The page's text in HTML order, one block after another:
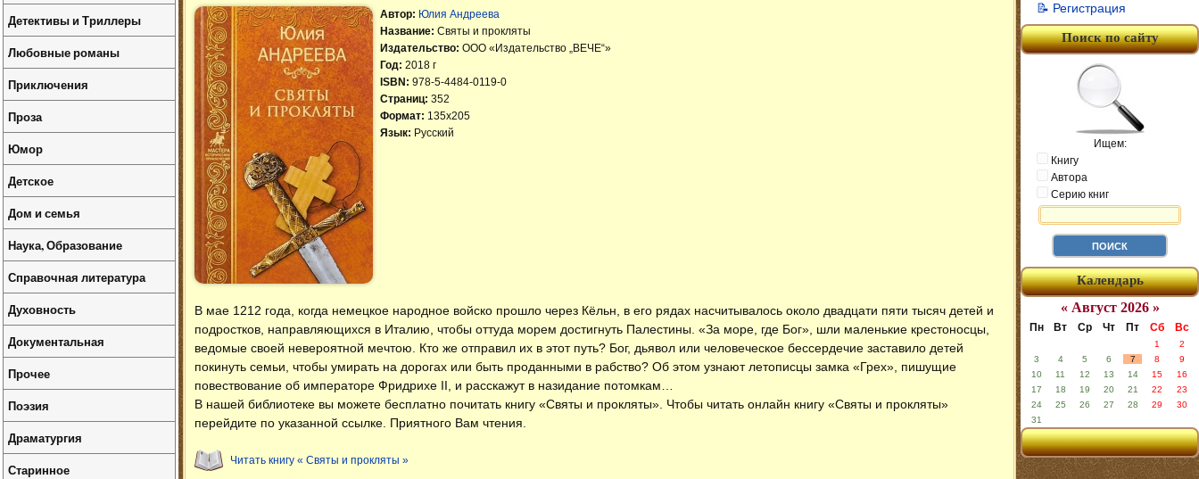
Автор: Юлия Андреева
Название: Святы и прокляты
Издательство: ООО «Издательство „ВЕЧЕ“»
Год: 2018 г
ISBN: 978-5-4484-0119-0
Страниц: 352
Формат: 135x205
Язык: Русский
В мае 1212 года, когда немецкое народное войско прошло через Кёльн, в его рядах насчитывалось около двадцати пяти тысяч детей и
подростков, направляющихся в Италию, чтобы оттуда морем достигнуть Палестины. «За море, где Бог», шли маленькие крестоносцы,
ведомые своей невероятной мечтою. Кто же отправил их в этот путь? Бог, дьявол или человеческое бессердечие заставило детей
покинуть семьи, чтобы умирать на дорогах или быть проданными в рабство? Об этом узнают летописцы замка «Грех», пишущие
повествование об императоре Фридрихе II, и расскажут в назидание потомкам…
В нашей библиотеке вы можете бесплатно почитать книгу «Святы и прокляты» . Чтобы читать онлайн книгу «Святы и прокляты»
перейдите по указанной ссылке. Приятного Вам чтения.
Читать книгу « Святы и прокляты »
📝 Регистрация
Поиск по сайту
Ищем:
Книгу
Автора
Серию книг
Календарь
« Август 2026 »
Пн Вт Ср Чт Пт Сб Вс
1
2
3
4 5 6 7 8
9
10
11 12 13 14 15
16
17
18 19 20 21 22
23
24
25 26 27 28 29
30
31
Детективы и Триллеры
Любовные романы
Приключения
Проза
Юмор
Детское
Дом и семья
Наука, Образование
Справочная литература
Духовность
Документальная
Прочее
Поэзия
Драматургия
Старинное